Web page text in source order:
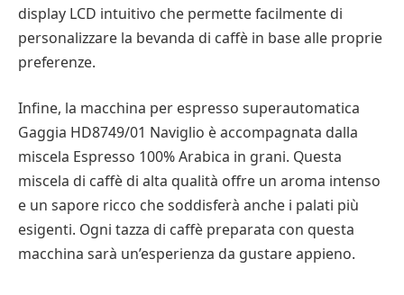
display LCD intuitivo che permette facilmente di
personalizzare la bevanda di caffè in base alle proprie
preferenze.
Infine, la macchina per espresso superautomatica
Gaggia HD8749/01 Naviglio è accompagnata dalla
miscela Espresso 100% Arabica in grani. Questa
miscela di caffè di alta qualità offre un aroma intenso
e un sapore ricco che soddisferà anche i palati più
esigenti. Ogni tazza di caffè preparata con questa
macchina sarà un’esperienza da gustare appieno.